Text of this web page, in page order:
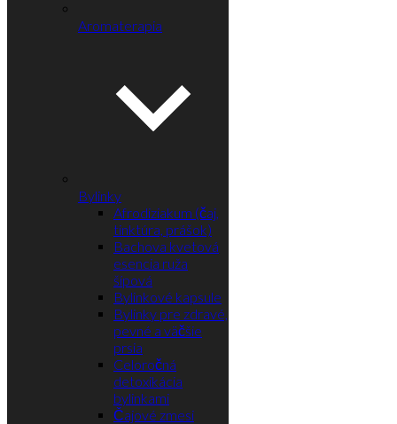
Aromaterapia
Bylinky
Afrodiziakum (čaj,
tinktúra, prášok)
Bachova kvetová
esencia ruža
šípová
Bylinkové kapsule
Bylinky pre zdravé,
pevné a väčšie
prsia
Celoročná
detoxikácia
bylinkami
Čajové zmesi